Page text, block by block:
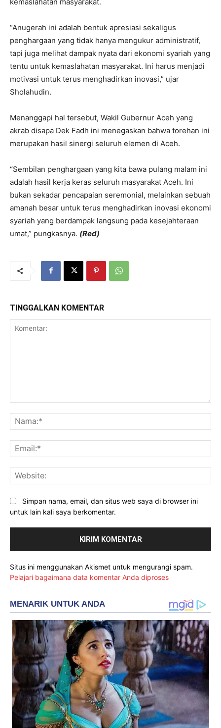
“Anugerah ini adalah bentuk apresiasi sekaligus
penghargaan yang tidak hanya mengukur administratif,
tapi juga melihat dampak nyata dari ekonomi syariah yang
tentu untuk kemaslahatan masyarakat. Ini harus menjadi
motivasi untuk terus menghadirkan inovasi,” ujar
Sholahudin.
Menanggapi hal tersebut, Wakil Gubernur Aceh yang
akrab disapa Dek Fadh ini menegaskan bahwa torehan ini
merupakan hasil sinergi seluruh elemen di Aceh.
“Sembilan penghargaan yang kita bawa pulang malam ini
adalah hasil kerja keras seluruh masyarakat Aceh. Ini
bukan sekadar pencapaian seremonial, melainkan sebuah
amanah besar untuk terus menghadirkan inovasi ekonomi
syariah yang berdampak langsung pada kesejahteraan
umat,” pungkasnya. (Red)
TINGGALKAN KOMENTAR
Simpan nama, email, dan situs web saya di browser ini
untuk lain kali saya berkomentar.
Situs ini menggunakan Akismet untuk mengurangi spam.
Pelajari bagaimana data komentar Anda diproses